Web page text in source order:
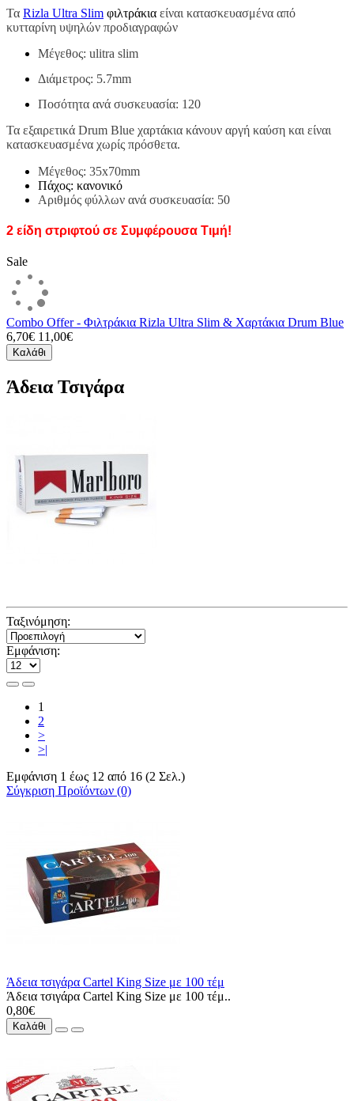
Τα Rizla Ultra Slim φιλτράκια είναι κατασκευασμένα από
κυτταρίνη υψηλών προδιαγραφών
Μέγεθος: ulitra slim
Διάμετρος: 5.7mm
Ποσότητα ανά συσκευασία: 120
Τα εξαιρετικά Drum Blue χαρτάκια κάνουν αργή καύση και είναι
κατασκευασμένα χωρίς πρόσθετα.
Μέγεθος: 35x70mm
Πάχος: κανονικό
Αριθμός φύλλων ανά συσκευασία: 50
2 είδη στριφτού σε Συμφέρουσα Τιμή!
Sale
Combo Offer - Φιλτράκια Rizla Ultra Slim & Χαρτάκια Drum Blue
6,70€ 11,00€
Καλάθι
Άδεια Τσιγάρα
Ταξινόμηση:
Εμφάνιση:
1
2
>
>|
Εμφάνιση 1 έως 12 από 16 (2 Σελ.)
Σύγκριση Προϊόντων (0)
Άδεια τσιγάρα Cartel King Size με 100 τέμ
Άδεια τσιγάρα Cartel King Size με 100 τέμ..
0,80€
Καλάθι